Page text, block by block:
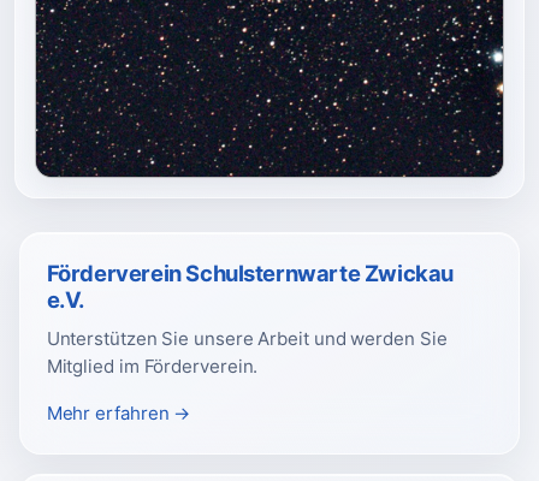
Förderverein Schulsternwarte Zwickau
e.V.
Unterstützen Sie unsere Arbeit und werden Sie
Mitglied im Förderverein.
Mehr erfahren →